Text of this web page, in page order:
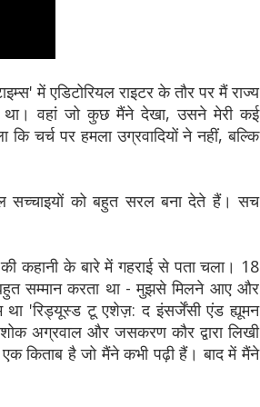
में एडिटोरियल राइटर के तौर पर मैं राज्य
वहां जो कुछ मैंने देखा, उसने मेरी कई
चर्च पर हमला उग्रवादियों ने नहीं, बल्कि
सच्चाइयों को बहुत सरल बना देते हैं। सच
कहानी के बारे में गहराई से पता चला। 18
बहुत सम्मान करता था - मुझसे मिलने आए और
'रिड्यूस्ड टू एशेज़: द इंसर्जेंसी एंड ह्यूमन
अग्रवाल और जसकरण कौर द्वारा लिखी
किताब है जो मैंने कभी पढ़ी हैं। बाद में मैंने